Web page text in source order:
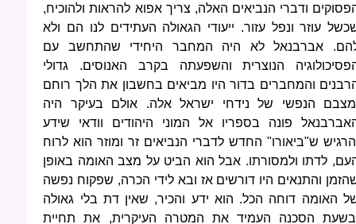
ודברי הנביאים האלה, צריך אפוא להראות ולהוכיח,
עוזר ונפל עזור. ייעודי הגאולה העתידים לנו הם ולא
אברבנאל לא היה המחבר היחידי שהתחשב עם
הנוצרית והשפעתה בקרב האנוסים. גדולי
והמחברים בדור היו מביאים בחשבון את הלך רוחם
הנפשי של נידחי ישראל אלה. אולם בעיקר היה
פונה בספריו אל המוני היהודים וודאי שידע
ש"ביאורו" החדש לדברי הנביאים זר ומוזר הוא לרוח
לדתו ולמסורתו. אבל הוא הביט על מצב האומה באופן
והתנאים היו דורשים אז ובא לידי הכרה, שפקוח נפשה
האומה דוחה הכל. הוא ידע והכיר, שאין דת בלי גאולה
הסכנה העמיד את המטרה העיקרית, את תחיית